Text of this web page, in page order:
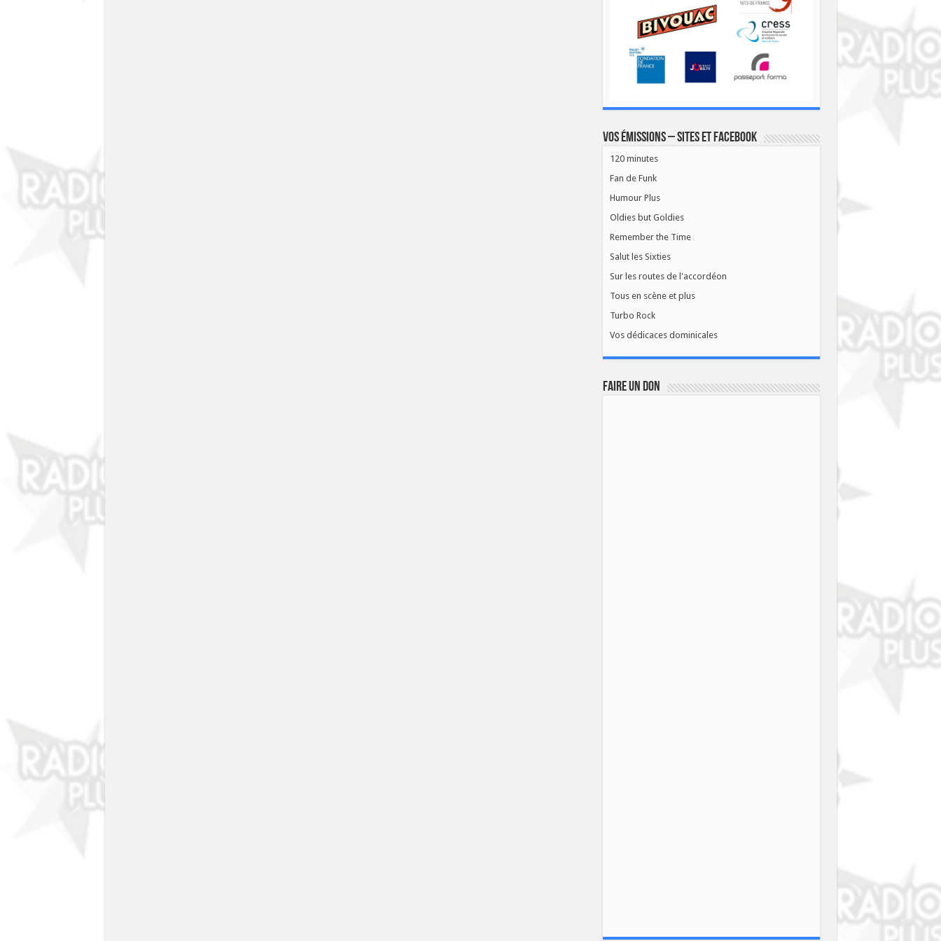
Vos émissions – Sites et Facebook
120 minutes
Fan de Funk
Humour Plus
Oldies but Goldies
Remember the Time
Salut les Sixties
Sur les routes de l'accordéon
Tous en scène et plus
Turbo Rock
Vos dédicaces dominicales
FAIRE UN DON